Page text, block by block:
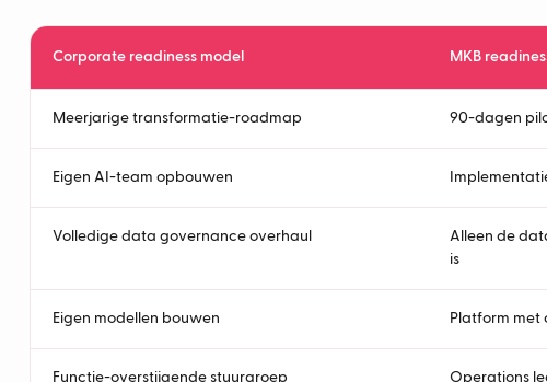
Corporate readiness model MKB
Meerjarige transformatie-roadmap 90-dagen
Eigen AI-team opbouwen
Volledige data governance overhaul
Alleen de
is
Eigen modellen bouwen Platform
Functie-overstijgende stuurgroep Operations